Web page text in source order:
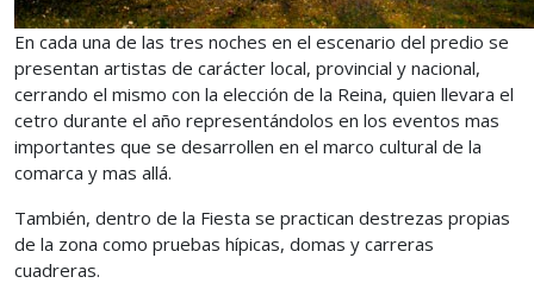
En cada una de las tres noches en el escenario del predio se
presentan artistas de carácter local, provincial y nacional,
cerrando el mismo con la elección de la Reina, quien llevara el
cetro durante el año representándolos en los eventos mas
importantes que se desarrollen en el marco cultural de la
comarca y mas allá.
También, dentro de la Fiesta se practican destrezas propias
de la zona como pruebas hípicas, domas y carreras
cuadreras.